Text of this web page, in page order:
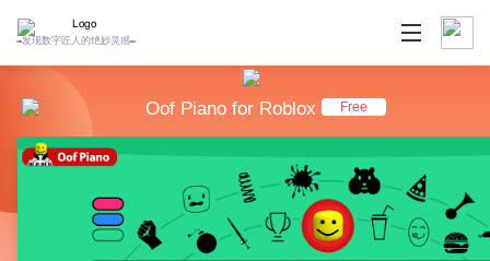
发现数字匠人的绝妙灵感
Oof Piano for Roblox Free